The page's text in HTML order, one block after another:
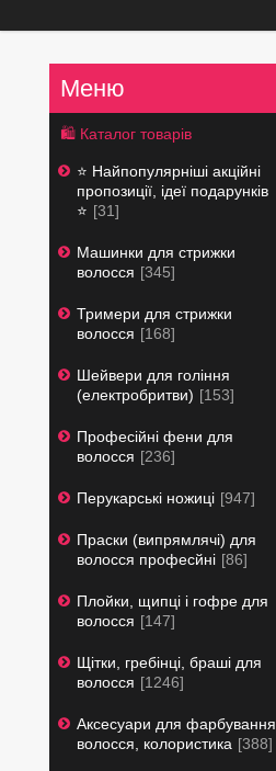
🛍 Каталог товарів
⭐️ Найпопулярніші акційні
пропозиції, ідеї подарунків
⭐️
31
Машинки для стрижки
волосся
345
Тримери для стрижки
волосся
168
Шейвери для гоління
(електробритви)
153
Професійні фени для
волосся
236
Перукарські ножиці 947
Праски (випрямлячі) для
волосся професйні 86
Плойки, щипці і гофре для
волосся
147
Щітки, гребінці, браші для
волосся
1246
Аксесуари для фарбування
волосся, колористика 388